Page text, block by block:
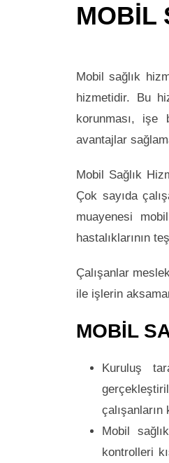
MOBİL
Mobil sağlık
hizmetidir. Bu
korunması, işe
avantajlar
Mobil Sağlık
Çok sayıda
muayenesi
hastalıklarının
Çalışanlar
ile işlerin
MOBİL
Kuruluş
çalışanların
Mobil
kontrolleri